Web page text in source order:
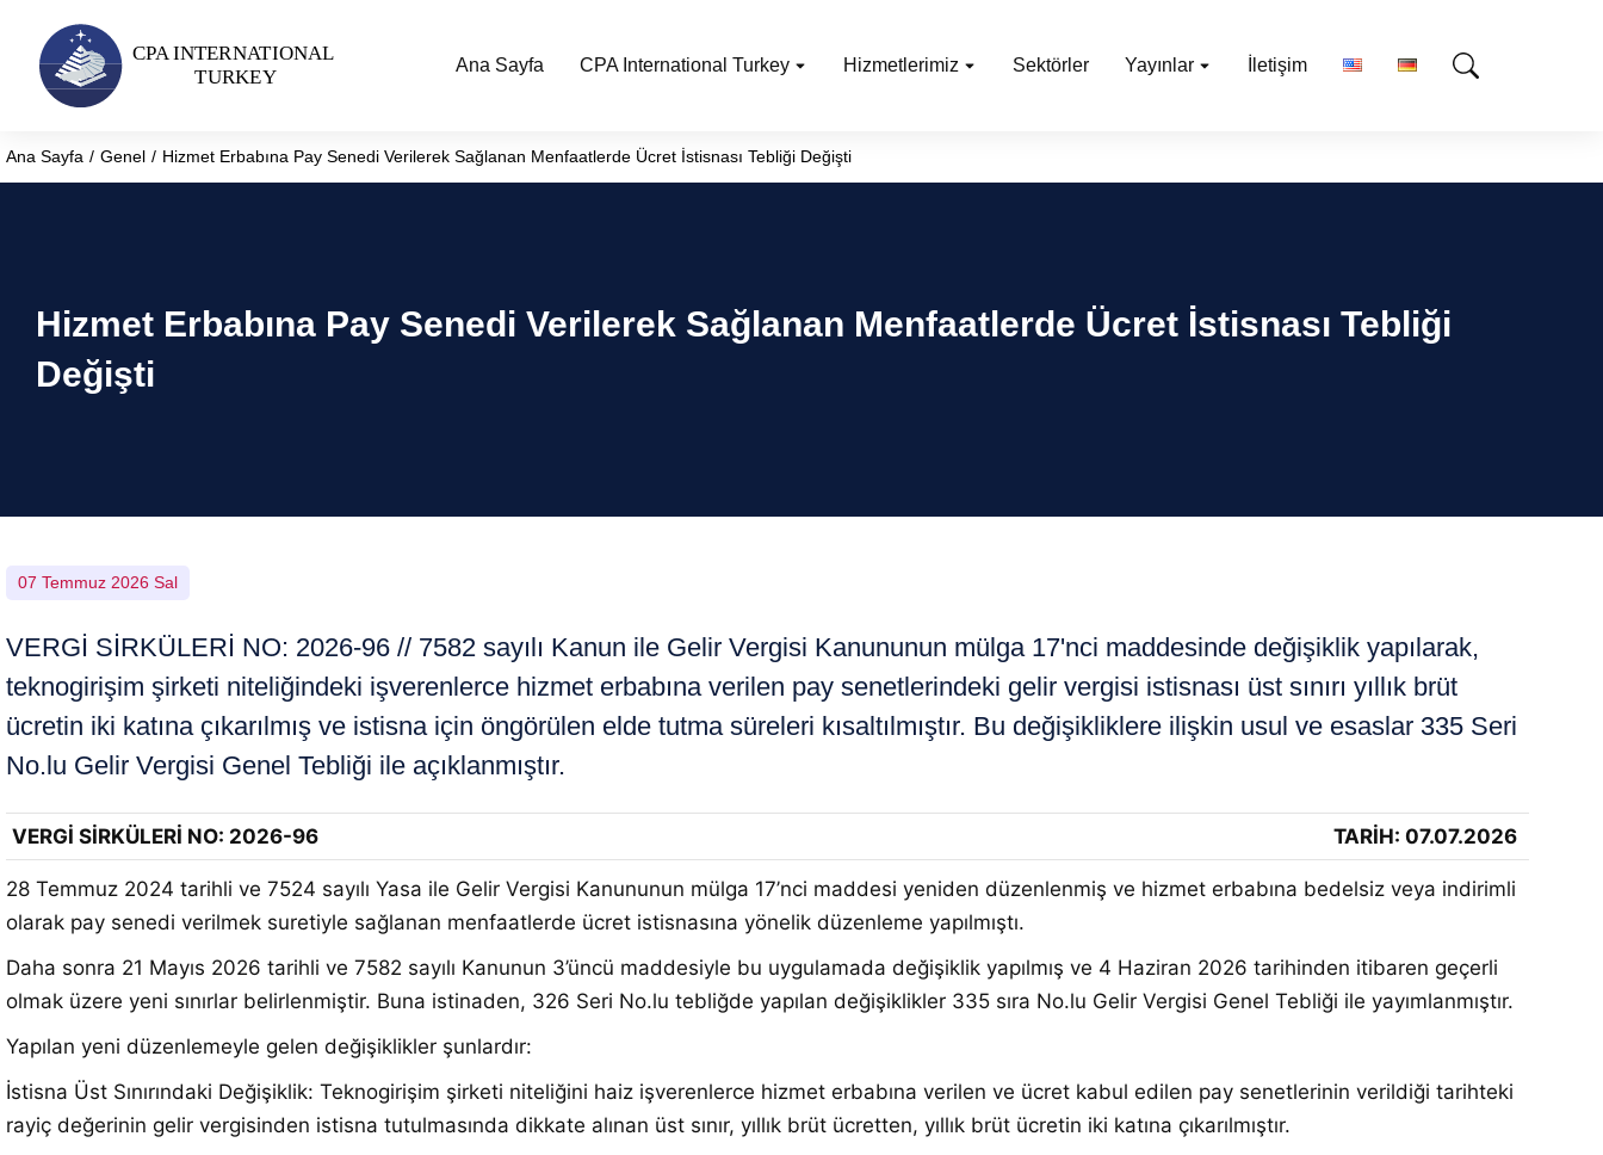
Ana Sayfa CPA International Turkey Hizmetlerimiz Sektörler Yayınlar İletişim
You are here:
Ana Sayfa Genel Hizmet Erbabına Pay Senedi Verilerek Sağlanan Menfaatlerde Ücret İstisnası Tebliği Değişti
Hizmet Erbabına Pay Senedi Verilerek Sağlanan Menfaatlerde Ücret İstisnası Tebliği
Değişti
07 Temmuz 2026 Sal
VERGİ SİRKÜLERİ NO: 2026-96 // 7582 sayılı Kanun ile Gelir Vergisi Kanununun mülga 17'nci maddesinde değişiklik yapılarak,
teknogirişim şirketi niteliğindeki işverenlerce hizmet erbabına verilen pay senetlerindeki gelir vergisi istisnası üst sınırı yıllık brüt
ücretin iki katına çıkarılmış ve istisna için öngörülen elde tutma süreleri kısaltılmıştır. Bu değişikliklere ilişkin usul ve esaslar 335 Seri
No.lu Gelir Vergisi Genel Tebliği ile açıklanmıştır.
VERGİ SİRKÜLERİ NO: 2026-96 TARİH: 07.07.2026
28 Temmuz 2024 tarihli ve 7524 sayılı Yasa ile Gelir Vergisi Kanununun mülga 17’nci maddesi yeniden düzenlenmiş ve hizmet erbabına bedelsiz veya indirimli
olarak pay senedi verilmek suretiyle sağlanan menfaatlerde ücret istisnasına yönelik düzenleme yapılmıştı.
Daha sonra 21 Mayıs 2026 tarihli ve 7582 sayılı Kanunun 3’üncü maddesiyle bu uygulamada değişiklik yapılmış ve 4 Haziran 2026 tarihinden itibaren geçerli
olmak üzere yeni sınırlar belirlenmiştir. Buna istinaden, 326 Seri No.lu tebliğde yapılan değişiklikler 335 sıra No.lu Gelir Vergisi Genel Tebliği ile yayımlanmıştır.
Yapılan yeni düzenlemeyle gelen değişiklikler şunlardır:
İstisna Üst Sınırındaki Değişiklik: Teknogirişim şirketi niteliğini haiz işverenlerce hizmet erbabına verilen ve ücret kabul edilen pay senetlerinin verildiği tarihteki
rayiç değerinin gelir vergisinden istisna tutulmasında dikkate alınan üst sınır, yıllık brüt ücretten, yıllık brüt ücretin iki katına çıkarılmıştır.